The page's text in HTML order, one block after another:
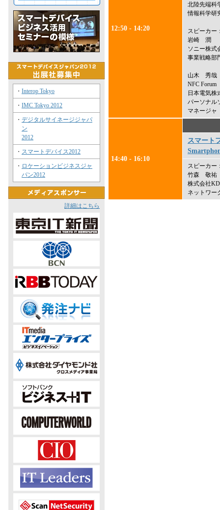
12:50 - 14:20
北陸先端科
情報科学
スピーカー
岩崎 潤
ソニー株式
事業戦略部
山木 秀哉
NFC Forum
日本電気株
パーソナル
マネージャ
14:40 - 16:10
スマート
スピーカー
竹森 敬祐
株式会社
ネットワー
・ Interop Tokyo
・ IMC Tokyo 2012
・ デジタルサイネージジャパ
ン
2012
・ スマートデバイス2012
・ ロケーションビジネスジャ
パン2012
詳細はこちら